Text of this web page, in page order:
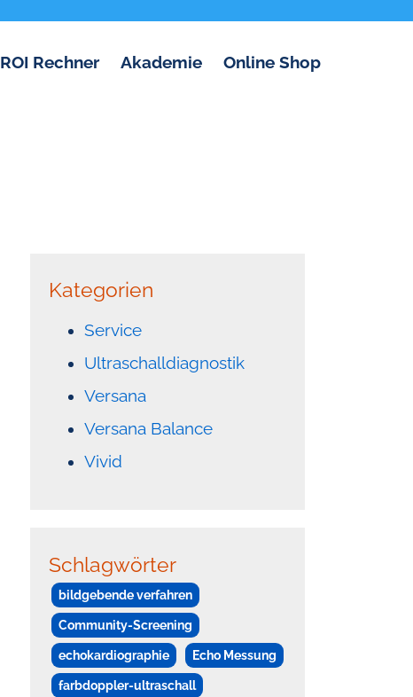
ROI Rechner Akademie Online Shop
Kategorien
Service
Ultraschalldiagnostik
Versana
Versana Balance
Vivid
Schlagwörter
bildgebende verfahren
Community-Screening
echokardiographie
Echo Messung
farbdoppler-ultraschall